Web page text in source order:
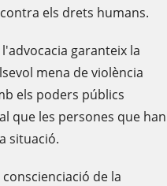
els drets humans.
garanteix la
mena de violència
els poders públics
que les persones que han
situació.
de la